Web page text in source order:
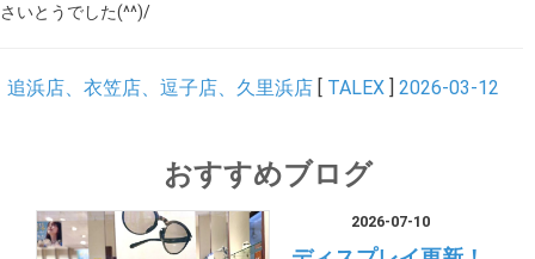
さいとうでした(^^)/
追浜店、衣笠店、逗子店、久里浜店 [ TALEX ] 2026-03-12
おすすめブログ
2026-07-10